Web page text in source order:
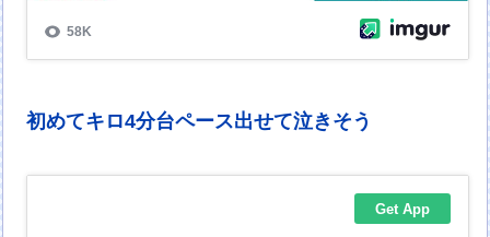
初めてキロ4分台ペース出せて泣きそう